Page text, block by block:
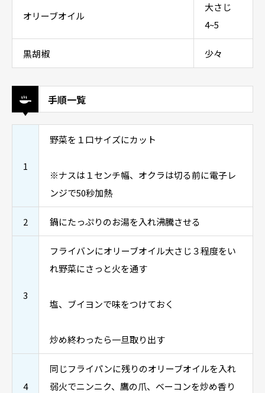
オリーブオイル
大さじ
4~5
黒胡椒 少々
手順一覧
1
野菜を１口サイズにカット
※ナスは１センチ幅、オクラは切る前に電子レ
ンジで50秒加熱
2 鍋にたっぷりのお湯を入れ沸騰させる
3
フライバンにオリーブオイル大さじ３程度をい
れ野菜にさっと火を通す
塩、ブイヨンで味をつけておく
炒め終わったら一旦取り出す
4
同じフライパンに残りのオリーブオイルを入れ
弱火でニンニク、鷹の爪、ベーコンを炒め香り